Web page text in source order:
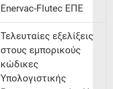
Enervac-Flutec ΕΠΕ
Τελευταίες εξελίξεις
στους εμπορικούς
κώδικες
Υπολογιστικής